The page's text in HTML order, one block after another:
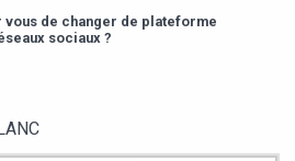
vous de changer de plateforme
sociaux ?